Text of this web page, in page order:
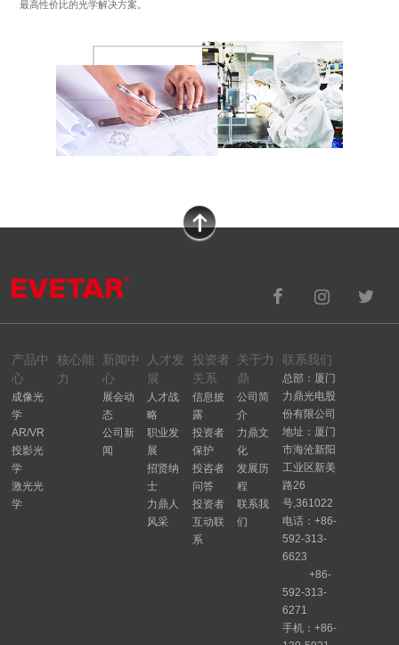
最高性价比的光学解决方案。
产品中
心
成像光
学
AR/VR
投影光
学
激光光
学
核心能
力
新闻中
心
展会动
态
公司新
闻
人才发
展
人才战
略
职业发
展
招贤纳
士
力鼎人
风采
投资者
关系
信息披
露
投资者
保护
投咨者
问答
投资者
互动联
系
关于力
鼎
公司简
介
力鼎文
化
发展历
程
联系我
们
联系我们
总部：厦门
力鼎光电股
份有限公司
地址：厦门
市海沧新阳
工业区新美
路26
号,361022
电话：+86-
592-313-
6623
+86-
592-313-
6271
手机：+86-